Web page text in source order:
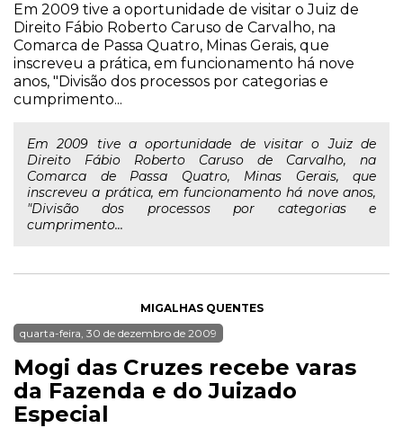
Em 2009 tive a oportunidade de visitar o Juiz de
Direito Fábio Roberto Caruso de Carvalho, na
Comarca de Passa Quatro, Minas Gerais, que
inscreveu a prática, em funcionamento há nove
anos, "Divisão dos processos por categorias e
cumprimento...
Em 2009 tive a oportunidade de visitar o Juiz de
Direito Fábio Roberto Caruso de Carvalho, na
Comarca de Passa Quatro, Minas Gerais, que
inscreveu a prática, em funcionamento há nove anos,
"Divisão dos processos por categorias e
cumprimento...
MIGALHAS QUENTES
quarta-feira, 30 de dezembro de 2009
Mogi das Cruzes recebe varas
da Fazenda e do Juizado
Especial